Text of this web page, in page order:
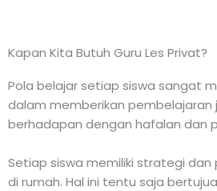
Kapan Kita Butuh Guru Les Privat?
Pola belajar setiap siswa sangat
dalam memberikan pembelajaran
berhadapan dengan hafalan dan
Setiap siswa memiliki strategi
di rumah. Hal ini tentu saja